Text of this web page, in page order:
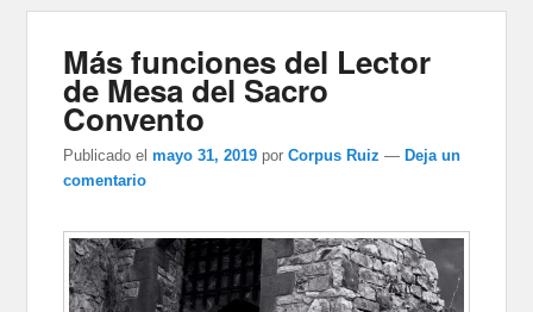
Más funciones del Lector
de Mesa del Sacro
Convento
Publicado el mayo 31, 2019 porCorpus Ruiz — Deja un
comentario